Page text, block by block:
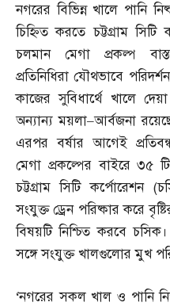
নগরের বিভিন্ন খালে পানি
চিহ্নিত করতে চট্টগ্রাম
চলমান মেগা প্রকল্প
প্রতিনিধিরা যৌথভাবে
কাজের সুবিধার্থে খালে
অন্যান্য ময়লা–আর্বজনা
এরপর বর্ষার আগেই
মেগা প্রকল্পের বাইরে ৩৫
চট্টগ্রাম সিটি কর্পোরেশন (
সংযুক্ত ড্রেন পরিষ্কার করে
বিষয়টি নিশ্চিত করবে
সঙ্গে সংযুক্ত খালগুলোর মুখ
‘নগরের সকল খাল ও পানি